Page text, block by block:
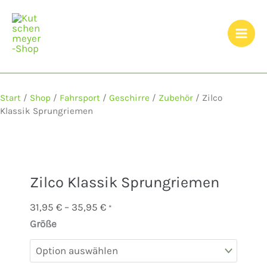
Inhalt
springen
Start / Shop / Fahrsport / Geschirre / Zubehör / Zilco
Klassik Sprungriemen
Zilco Klassik Sprungriemen
31,95 € – 35,95 €Preisspanne:
35,95 €
*
Größe
Zilco
Klassik
Sprungriemen